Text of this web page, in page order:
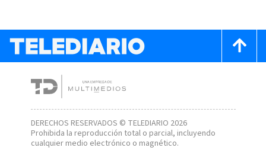
DERECHOS RESERVADOS © TELEDIARIO 2026
Prohibida la reproducción total o parcial, incluyendo
cualquier medio electrónico o magnético.